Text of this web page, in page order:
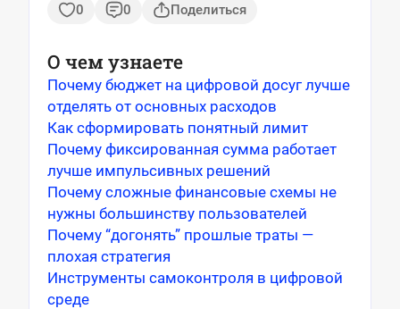
0
0 Поделиться
О чем узнаете
Почему бюджет на цифровой досуг лучше
отделять от основных расходов
Как сформировать понятный лимит
Почему фиксированная сумма работает
лучше импульсивных решений
Почему сложные финансовые схемы не
нужны большинству пользователей
Почему “догонять” прошлые траты —
плохая стратегия
Инструменты самоконтроля в цифровой
среде